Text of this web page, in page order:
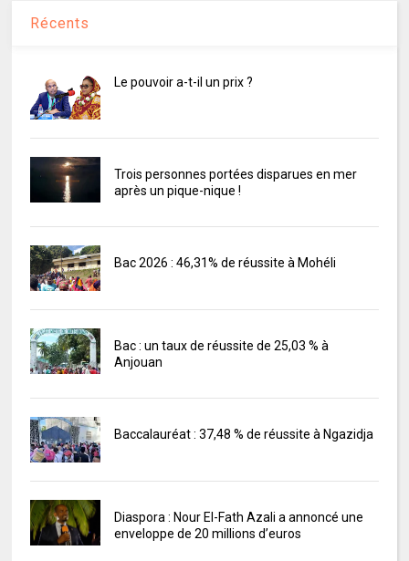
Récents
Le pouvoir a-t-il un prix ?
Trois personnes portées disparues en mer
après un pique-nique !
Bac 2026 : 46,31% de réussite à Mohéli
Bac : un taux de réussite de 25,03 % à
Anjouan
Baccalauréat : 37,48 % de réussite à Ngazidja
Diaspora : Nour El-Fath Azali a annoncé une
enveloppe de 20 millions d’euros